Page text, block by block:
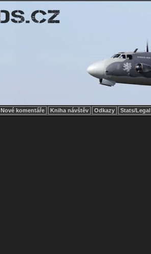
Nové komentáře Kniha návštěv Odkazy Stats/Legal